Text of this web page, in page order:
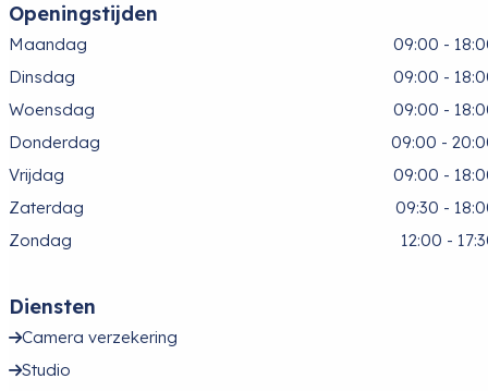
Openingstijden
Maandag
09:00 -
Dinsdag
09:00 -
Woensdag
09:00 -
Donderdag
09:00 -
Vrijdag
09:00 -
Zaterdag
09:30 -
Zondag
12:00 -
Diensten
Camera verzekering
Studio